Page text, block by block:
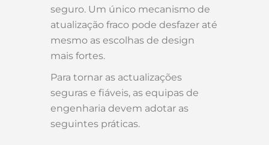
seguro. Um único mecanismo de
atualização fraco pode desfazer até
mesmo as escolhas de design
mais fortes.
Para tornar as actualizações
seguras e fiáveis, as equipas de
engenharia devem adotar as
seguintes práticas.